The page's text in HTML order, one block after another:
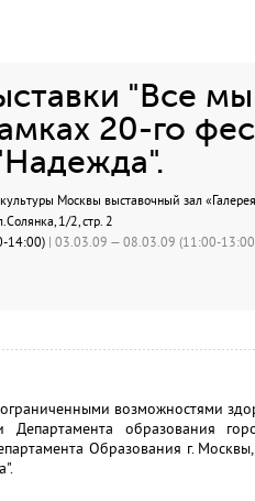
"Все
20-го
Москвы выставочный зал
1/2, стр. 2
14:00) | 03.03.09 — 08.03.09 (11:00-
возможностями
Департамента образования
Образования г.